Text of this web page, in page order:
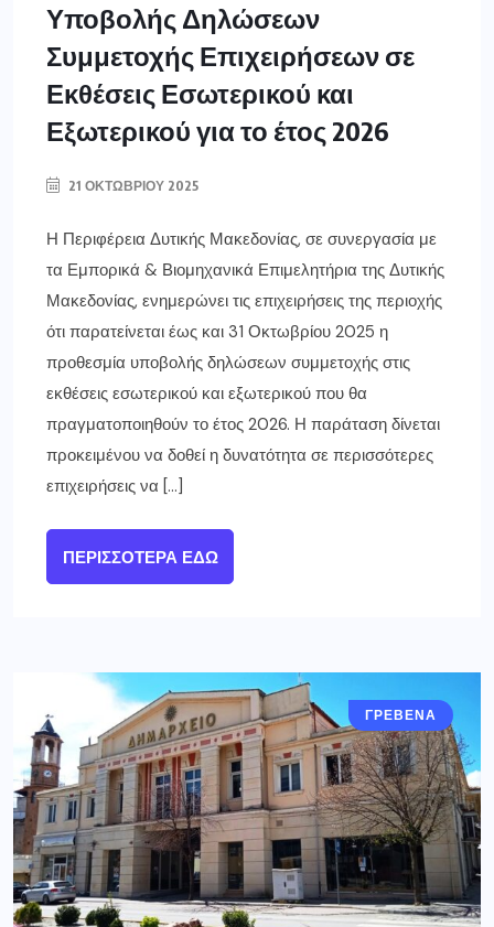
Υποβολής Δηλώσεων
Συμμετοχής Επιχειρήσεων σε
Εκθέσεις Εσωτερικού και
Εξωτερικού για το έτος 2026
21 ΟΚΤΩΒΡΊΟΥ 2025
Η Περιφέρεια Δυτικής Μακεδονίας, σε συνεργασία με
τα Εμπορικά & Βιομηχανικά Επιμελητήρια της Δυτικής
Μακεδονίας, ενημερώνει τις επιχειρήσεις της περιοχής
ότι παρατείνεται έως και 31 Οκτωβρίου 2025 η
προθεσμία υποβολής δηλώσεων συμμετοχής στις
εκθέσεις εσωτερικού και εξωτερικού που θα
πραγματοποιηθούν το έτος 2026. Η παράταση δίνεται
προκειμένου να δοθεί η δυνατότητα σε περισσότερες
επιχειρήσεις να […]
ΠΕΡΙΣΣΌΤΕΡΑ ΕΔΏ
ΓΡΕΒΕΝΑ